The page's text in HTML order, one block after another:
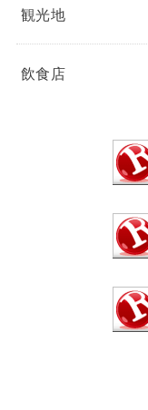
観光地
飲食店